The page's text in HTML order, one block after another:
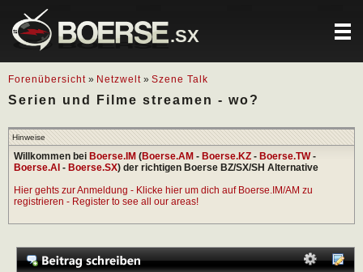
.SX
Forenübersicht » Netzwelt » Szene Talk
Serien und Filme streamen - wo?
Hinweise
Willkommen bei Boerse.IM (Boerse.AM - Boerse.KZ - Boerse.TW-
Boerse.AI - Boerse.SX) der richtigen Boerse BZ/SX/SH Alternative
Hier gehts zur Anmeldung - Klicke hier um dich auf Boerse.IM/AM zu
registrieren - Register to see all our areas!